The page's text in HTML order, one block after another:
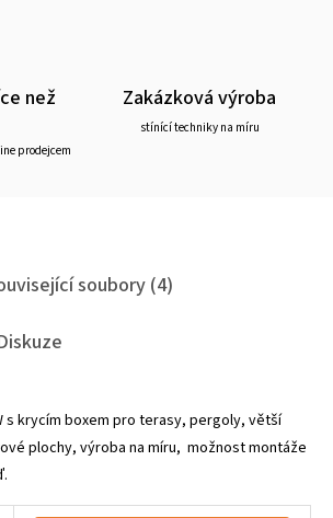
než
prodejcem
Zakázková výroba
stínící techniky na míru
soubory (4)
s krycím boxem pro terasy, pergoly, větší
plochy, výroba na míru, možnost montáže